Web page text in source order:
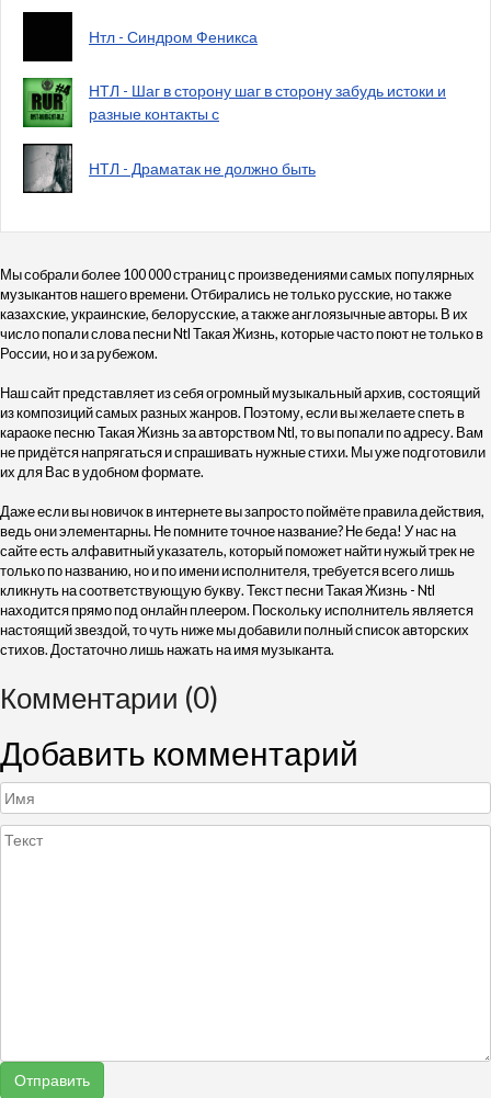
Нтл - Синдром Феникса
НТЛ - Шаг в сторону шаг в сторону забудь истоки и
разные контакты с
НТЛ - Драматак не должно быть
Мы собрали более 100 000 страниц с произведениями самых популярных
музыкантов нашего времени. Отбирались не только русские, но также
казахские, украинские, белорусские, а также англоязычные авторы. В их
число попали слова песни Ntl Такая Жизнь, которые часто поют не только в
России, но и за рубежом.
Наш сайт представляет из себя огромный музыкальный архив, состоящий
из композиций самых разных жанров. Поэтому, если вы желаете спеть в
караоке песню Такая Жизнь за авторством Ntl, то вы попали по адресу. Вам
не придётся напрягаться и спрашивать нужные стихи. Мы уже подготовили
их для Вас в удобном формате.
Даже если вы новичок в интернете вы запросто поймёте правила действия,
ведь они элементарны. Не помните точное название? Не беда! У нас на
сайте есть алфавитный указатель, который поможет найти нужый трек не
только по названию, но и по имени исполнителя, требуется всего лишь
кликнуть на соответствующую букву. Текст песни Такая Жизнь - Ntl
находится прямо под онлайн плеером. Поскольку исполнитель является
настоящий звездой, то чуть ниже мы добавили полный список авторских
стихов. Достаточно лишь нажать на имя музыканта.
Комментарии (0)
Добавить комментарий